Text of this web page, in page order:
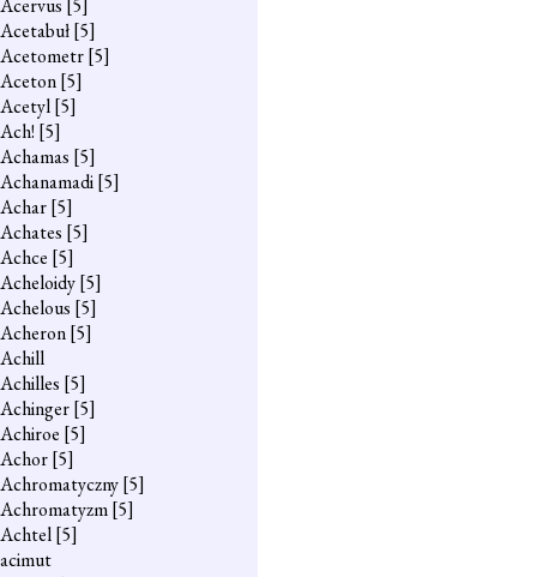
Acervus [5]
Acetabuł[5]
Acetometr[5]
Aceton[5]
Acetyl[5]
Ach! [5]
Achamas [5]
Achanamadi[5]
Achar[5]
Achates [5]
Achce [5]
Acheloidy[5]
Achelous [5]
Acheron[5]
Achill
Achilles [5]
Achinger[5]
Achiroe [5]
Achor[5]
Achromatyczny[5]
Achromatyzm[5]
Achtel[5]
acimut